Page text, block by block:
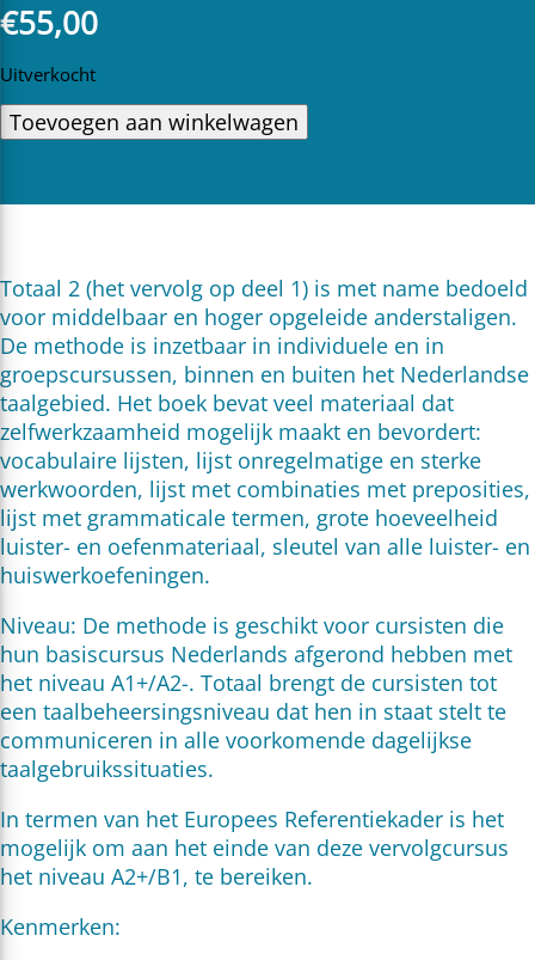
€55,00
Uitverkocht
Toevoegen aan winkelwagen
Totaal 2 (het vervolg op deel 1) is met name bedoeld
voor middelbaar en hoger opgeleide anderstaligen.
De methode is inzetbaar in individuele en in
groepscursussen, binnen en buiten het Nederlandse
taalgebied. Het boek bevat veel materiaal dat
zelfwerkzaamheid mogelijk maakt en bevordert:
vocabulaire lijsten, lijst onregelmatige en sterke
werkwoorden, lijst met combinaties met preposities,
lijst met grammaticale termen, grote hoeveelheid
luister- en oefenmateriaal, sleutel van alle luister- en
huiswerkoefeningen.
Niveau: De methode is geschikt voor cursisten die
hun basiscursus Nederlands afgerond hebben met
het niveau A1+/A2-. Totaal brengt de cursisten tot
een taalbeheersingsniveau dat hen in staat stelt te
communiceren in alle voorkomende dagelijkse
taalgebruikssituaties.
In termen van het Europees Referentiekader is het
mogelijk om aan het einde van deze vervolgcursus
het niveau A2+/B1, te bereiken.
Kenmerken: